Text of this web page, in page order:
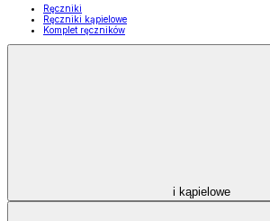
Ręczniki
Ręczniki kąpielowe
Komplet ręczników
i kąpielowe